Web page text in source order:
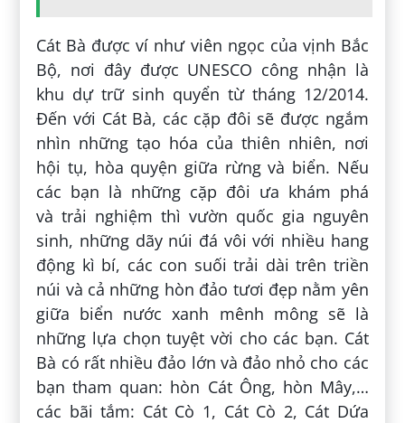
Cát Bà được ví như viên ngọc của vịnh Bắc
Bộ, nơi đây được UNESCO công nhận là
khu dự trữ sinh quyển từ tháng 12/2014.
Đến với Cát Bà, các cặp đôi sẽ được ngắm
nhìn những tạo hóa của thiên nhiên, nơi
hội tụ, hòa quyện giữa rừng và biển. Nếu
các bạn là những cặp đôi ưa khám phá
và trải nghiệm thì vườn quốc gia nguyên
sinh, những dãy núi đá vôi với nhiều hang
động kì bí, các con suối trải dài trên triền
núi và cả những hòn đảo tươi đẹp nằm yên
giữa biển nước xanh mênh mông sẽ là
những lựa chọn tuyệt vời cho các bạn. Cát
Bà có rất nhiều đảo lớn và đảo nhỏ cho các
bạn tham quan: hòn Cát Ông, hòn Mây,…
các bãi tắm: Cát Cò 1, Cát Cò 2, Cát Dứa